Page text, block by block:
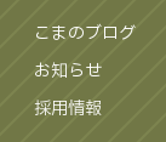
こまのブログ
お知らせ
採用情報